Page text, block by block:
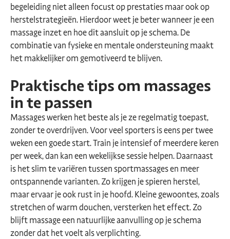
begeleiding niet alleen focust op prestaties maar ook op
herstelstrategieën. Hierdoor weet je beter wanneer je een
massage inzet en hoe dit aansluit op je schema. De
combinatie van fysieke en mentale ondersteuning maakt
het makkelijker om gemotiveerd te blijven.
Praktische tips om massages
in te passen
Massages werken het beste als je ze regelmatig toepast,
zonder te overdrijven. Voor veel sporters is eens per twee
weken een goede start. Train je intensief of meerdere keren
per week, dan kan een wekelijkse sessie helpen. Daarnaast
is het slim te variëren tussen sportmassages en meer
ontspannende varianten. Zo krijgen je spieren herstel,
maar ervaar je ook rust in je hoofd. Kleine gewoontes, zoals
stretchen of warm douchen, versterken het effect. Zo
blijft massage een natuurlijke aanvulling op je schema
zonder dat het voelt als verplichting.